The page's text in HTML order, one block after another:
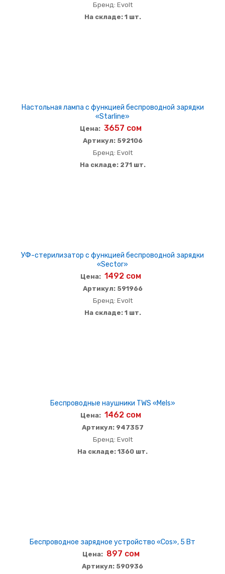
Бренд: Evolt
На складе: 1 шт.
Настольная лампа с функцией беспроводной зарядки
«Starline»
Цена: 3657 сом
Артикул: 592106
Бренд: Evolt
На складе: 271 шт.
УФ-стерилизатор c функцией беспроводной зарядки
«Sector»
Цена: 1492 сом
Артикул: 591966
Бренд: Evolt
На складе: 1 шт.
Беспроводные наушники TWS «Mels»
Цена: 1462 сом
Артикул: 947357
Бренд: Evolt
На складе: 1360 шт.
Беспроводное зарядное устройство «Cos», 5 Вт
Цена: 897 сом
Артикул: 590936